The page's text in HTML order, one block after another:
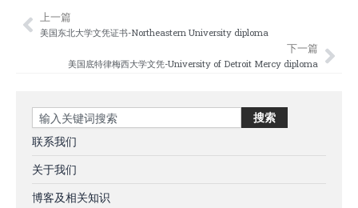
Prev
上一篇
美国东北大学文凭证书-Northeastern University diploma
下一篇
美国底特律梅西大学文凭-University of Detroit Mercy diploma
Search 搜索
联系我们
关于我们
博客及相关知识